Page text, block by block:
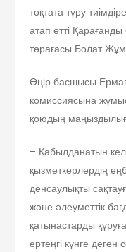
тоқтата тұру
атап өтті
төрағасы Болат
Өңір басшысы
комиссиясына
қоюдың
– Қабылданатын
қызметкерлердің
денсаулықты
және әлеуметтік
қатынастарды
ертеңгі күнге деген